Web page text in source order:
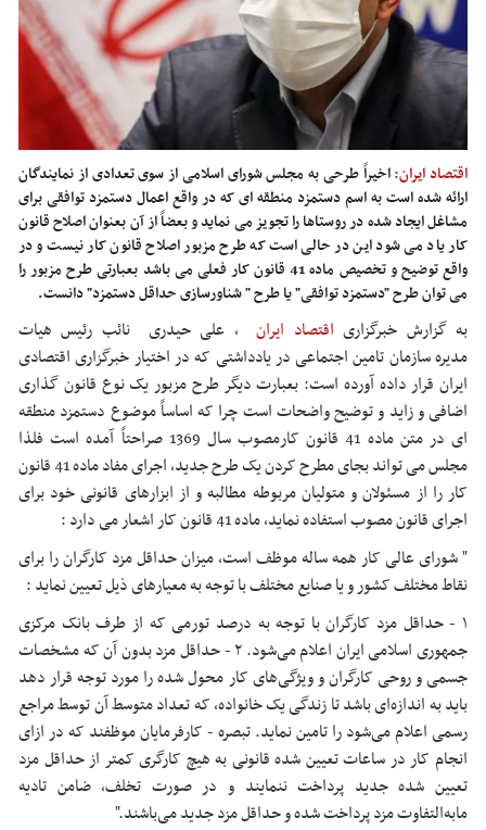
اقتصاد ایران:اخیراً طرحی به مجلس شورای اسلامی از سوی تعدادی از نمایندگان
ارائه شده است به اسم دستمزد منطقه ای که در واقع اعمال دستمزد توافقی برای
مشاغل ایجاد شده در روستاها را تجویز می نماید و بعضاً از آن بعنوان اصلاح قانون
کار یاد می شود این در حالی است که طرح مزبور اصلاح قانون کار نیست و در
واقع توضیح و تخصیص ماده 41 قانون کار فعلی می باشد بعبارتی طرح مزبور را
می توان طرح "دستمزد توافقی" یا طرح " شناورسازی حداقل دستمزد" دانست.
به گزارش خبرگزاری اقتصاد ایران، علی حیدری نائب رئیس هیات
مدیره سازمان تامین اجتماعیدر یادداشتی که در اختیار خبرگزاری اقتصادی
ایران قرار داده آورده است: بعبارت دیگر طرح مزبور یک نوع قانون گذاری
اضافی و زاید و توضیح واضحات است چرا که اساساً موضوع دستمزد منطقه
ای در متن ماده 41 قانون کارمصوب سال 1369 صراحتاً آمده است فلذا
مجلس می تواند بجای مطرح کردن یک طرح جدید، اجرای مفاد ماده 41 قانون
کار را از مسئولان و متولیان مربوطه مطالبه و از ابزارهای قانونی خود برای
اجرای قانون مصوب استفاده نماید، ماده 41 قانون کار اشعار می دارد :
" شورای عالی کار همه ساله موظف است، میزان حداقل مزد کارگران را برای
نقاط مختلف کشور و یا صنایع مختلف با توجه به معیارهای ذیل تعیین نماید :
۱ - حداقل مزد کارگران با توجه به درصد تورمی که از طرف بانک مرکزی
جمهوری اسلامی ایران اعلام می‌شود. ۲ - حداقل مزد بدون آن که مشخصات
جسمی و روحی کارگران و ویژگی‌های کار محول شده را مورد توجه قرار دهد
باید به اندازه‌ای باشد تا‌ زندگی یک خانواده، که تعداد متوسط آن توسط مراجع
رسمی اعلام می‌شود را تامین نماید. ‌تبصره - کارفرمایان موظفند که در ازای
انجام کار در ساعات تعیین شده قانونی به هیچ کارگری کمتر از حداقل مزد
تعیین شده جدید پرداخت ننمایند‌ و در صورت تخلف، ضامن تادیه
مابه‌التفاوت مزد پرداخت شده و حداقل مزد جدید می‌باشند."